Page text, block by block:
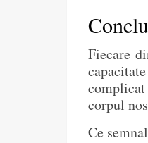
Fiecare
complicat
corpul
Ce